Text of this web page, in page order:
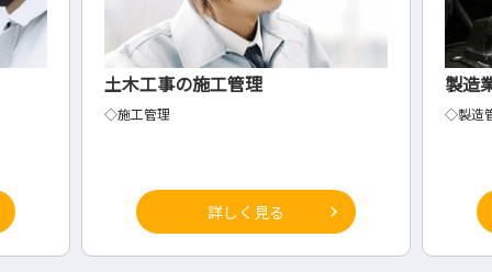
製造業の管理
◇製造管理
詳しく見る
建
◇建